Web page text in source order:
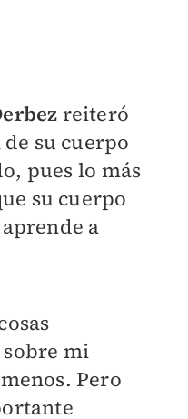
reiteró
su cuerpo
pues lo más
su cuerpo
a
sobre mi
Pero